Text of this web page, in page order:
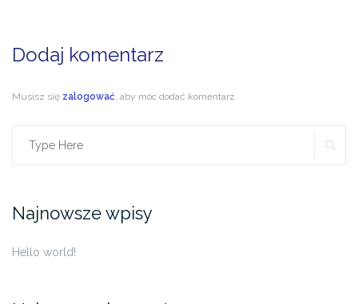
Dodaj komentarz
Musisz się zalogować , aby móc dodać komentarz.
Search
Najnowsze wpisy
Hello world!